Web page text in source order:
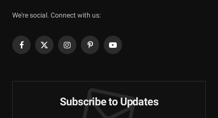
We're social. Connect with us:
Facebook
X
InstagramPinterestYouTube
Subscribe to Updates